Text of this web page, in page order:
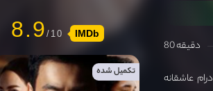
80 دقیقه
درام عاشقانه
8.9 IMDb
تکمیل شده